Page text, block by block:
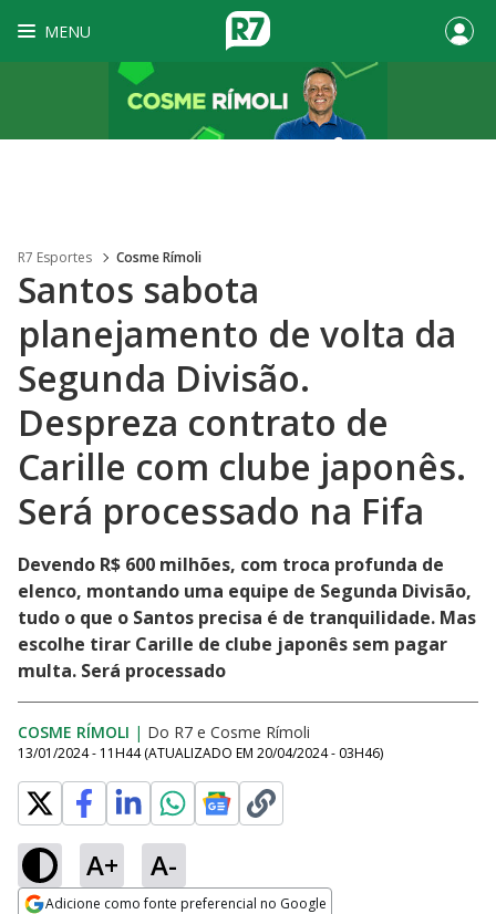
MENU
R7 Esportes Cosme Rímoli
Santos sabota
planejamento de volta da
Segunda Divisão.
Despreza contrato de
Carille com clube japonês.
Será processado na Fifa
Devendo R$ 600 milhões, com troca profunda de
elenco, montando uma equipe de Segunda Divisão,
tudo o que o Santos precisa é de tranquilidade. Mas
escolhe tirar Carille de clube japonês sem pagar
multa. Será processado
COSME RÍMOLI | Do R7 e Cosme Rímoli
13/01/2024 - 11H44 (ATUALIZADO EM 20/04/2024 - 03H46)
A+ A-
Adicione como fonte preferencial no Google